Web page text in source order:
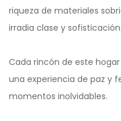
riqueza de materiales
irradia clase y sofisticación.
Cada rincón de este
una experiencia de paz y
momentos inolvidables.